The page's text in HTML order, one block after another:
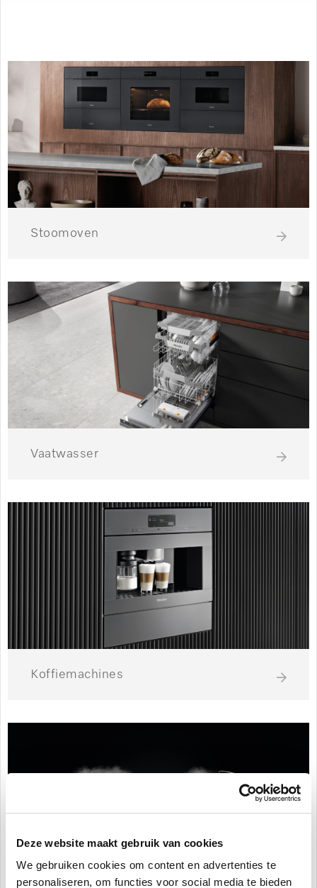
Deze website maakt gebruik van cookies
We gebruiken cookies om content en advertenties te
personaliseren, om functies voor social media te bieden
Stoomoven
Vaatwasser
Koffiemachines